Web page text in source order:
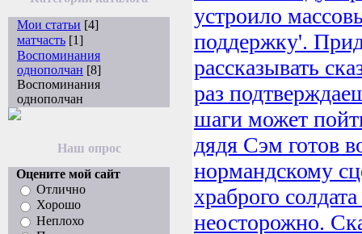
Мои статьи [4]
матчасть [1]
Воспоминания
однополчан [8]
Воспоминания
однополчан
Наш опрос
Оцените мой сайт
Отлично
Хорошо
Неплохо
устроило
поддержку'.
рассказывать
раз
шаги может
дядя Сэм готов
нормандскому
храброго
неосторожно.